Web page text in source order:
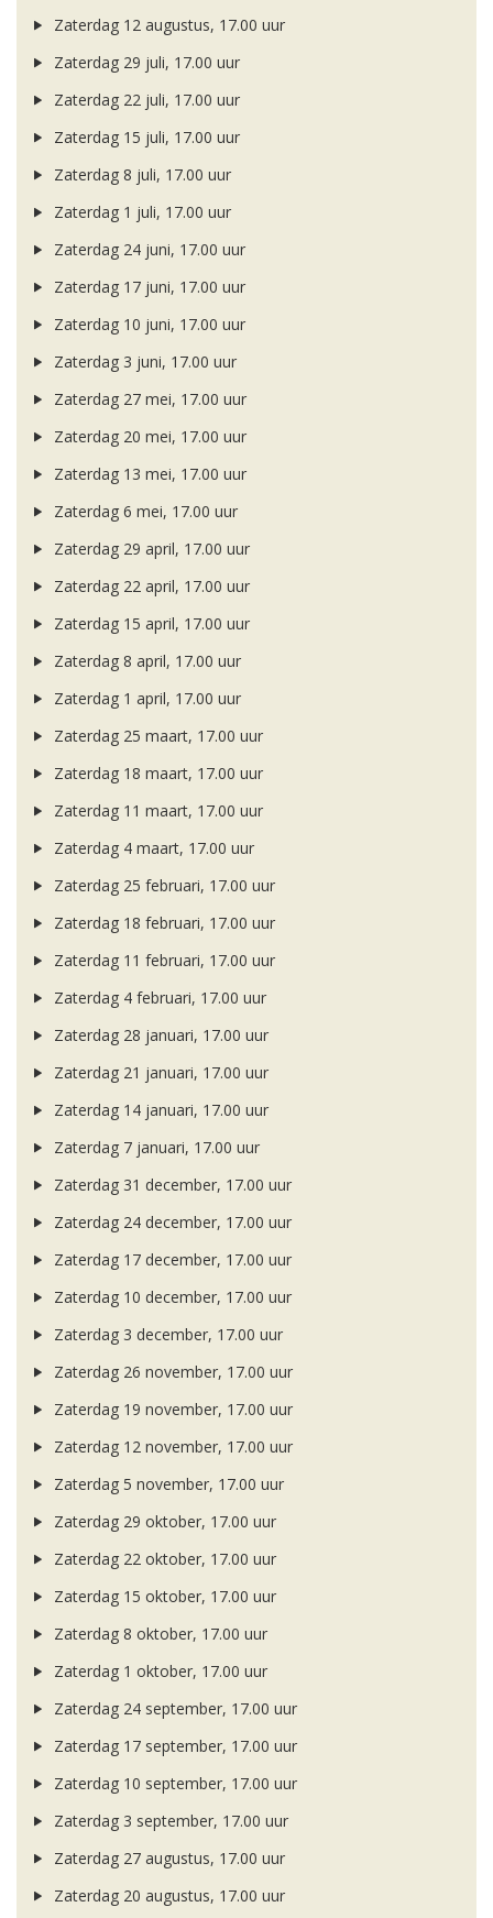
Zaterdag 12 augustus, 17.00 uur
Zaterdag 29 juli, 17.00 uur
Zaterdag 22 juli, 17.00 uur
Zaterdag 15 juli, 17.00 uur
Zaterdag 8 juli, 17.00 uur
Zaterdag 1 juli, 17.00 uur
Zaterdag 24 juni, 17.00 uur
Zaterdag 17 juni, 17.00 uur
Zaterdag 10 juni, 17.00 uur
Zaterdag 3 juni, 17.00 uur
Zaterdag 27 mei, 17.00 uur
Zaterdag 20 mei, 17.00 uur
Zaterdag 13 mei, 17.00 uur
Zaterdag 6 mei, 17.00 uur
Zaterdag 29 april, 17.00 uur
Zaterdag 22 april, 17.00 uur
Zaterdag 15 april, 17.00 uur
Zaterdag 8 april, 17.00 uur
Zaterdag 1 april, 17.00 uur
Zaterdag 25 maart, 17.00 uur
Zaterdag 18 maart, 17.00 uur
Zaterdag 11 maart, 17.00 uur
Zaterdag 4 maart, 17.00 uur
Zaterdag 25 februari, 17.00 uur
Zaterdag 18 februari, 17.00 uur
Zaterdag 11 februari, 17.00 uur
Zaterdag 4 februari, 17.00 uur
Zaterdag 28 januari, 17.00 uur
Zaterdag 21 januari, 17.00 uur
Zaterdag 14 januari, 17.00 uur
Zaterdag 7 januari, 17.00 uur
Zaterdag 31 december, 17.00 uur
Zaterdag 24 december, 17.00 uur
Zaterdag 17 december, 17.00 uur
Zaterdag 10 december, 17.00 uur
Zaterdag 3 december, 17.00 uur
Zaterdag 26 november, 17.00 uur
Zaterdag 19 november, 17.00 uur
Zaterdag 12 november, 17.00 uur
Zaterdag 5 november, 17.00 uur
Zaterdag 29 oktober, 17.00 uur
Zaterdag 22 oktober, 17.00 uur
Zaterdag 15 oktober, 17.00 uur
Zaterdag 8 oktober, 17.00 uur
Zaterdag 1 oktober, 17.00 uur
Zaterdag 24 september, 17.00 uur
Zaterdag 17 september, 17.00 uur
Zaterdag 10 september, 17.00 uur
Zaterdag 3 september, 17.00 uur
Zaterdag 27 augustus, 17.00 uur
Zaterdag 20 augustus, 17.00 uur